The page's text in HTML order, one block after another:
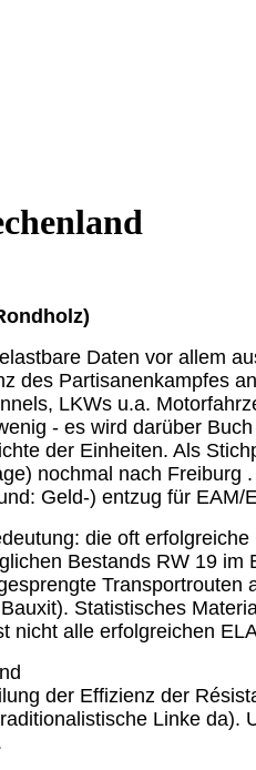
Daten vor allem
des Partisanenkampfes
LKWs u.a.
- es wird darüber
der Einheiten. Als
nochmal nach Freiburg
Geld-) entzug für EAM/
die oft
Bestands RW 19
Statistisches
nicht alle erfolgreichen
der Effizienz der
Linke